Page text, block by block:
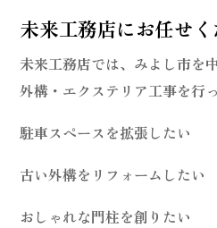
未来工務店にお任せく
未来工務店では、みよし市を
外構・エクステリア工事を行
駐車スペースを拡張したい
古い外構をリフォームしたい
おしゃれな門柱を創りたい